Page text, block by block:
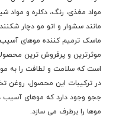
مواد مغذی، رنگ، دکلره و مواد
مانند سشوار و اتو مو دچار
موثرترین و پرفروش ترین
است که سلامت و لطافت را به
در ترکیبات این محصول، روغن
ججو وجود دارد که موهای آسیب
موها را برطرف می سازد.